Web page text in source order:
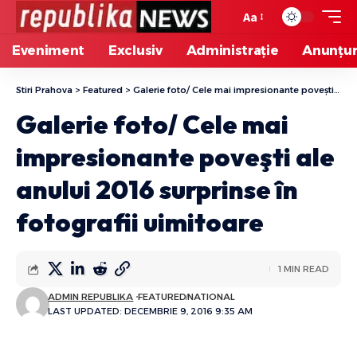
Aa
Eveniment Exclusiv Administrație
Stiri Prahova > Featured > Galerie foto/ Cele mai impresionante poveşti ale anului 2016 surprinse în fotografii uimitoare
Galerie foto/ Cele mai
impresionante poveşti ale
anului 2016 surprinse în
fotografii uimitoare
LAST UPDATED: DECEMBRIE 9, 2016 9:35 AM
ADMIN REPUBLIKA FEATUREDNATIONAL
1 MIN READ